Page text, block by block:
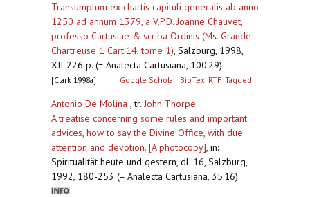
Transumptum ex chartis capituli generalis ab anno
1250 ad annum 1379, a V.P.D. Joanne Chauvet,
professo Cartusiae & scriba Ordinis (Ms. Grande
Chartreuse 1 Cart.14, tome 1), Salzburg, 1998,
XII-226 p. (= Analecta Cartusiana, 100:29)
[Clark 1998a] Google Scholar BibTex RTF Tagged
Antonio De Molina , tr. John Thorpe
A treatise concerning some rules and important
advices, how to say the Divine Office, with due
attention and devotion. [A photocopy], in:
Spiritualität heute und gestern, dl. 16, Salzburg,
1992, 180-253 (= Analecta Cartusiana, 35:16)